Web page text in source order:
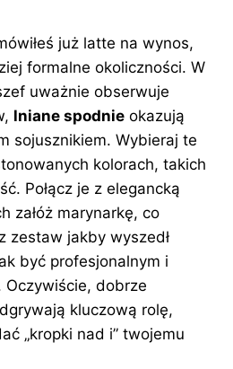
już latte na wynos,
formalne okoliczności. W
uważnie obserwuje
lniane spodnie okazują
sojusznikiem. Wybieraj te
kolorach, takich
Połącz je z elegancką
załóż marynarkę, co
zestaw jakby wyszedł
być profesjonalnym i
Oczywiście, dobrze
kluczową rolę,
„kropki nad i” twojemu